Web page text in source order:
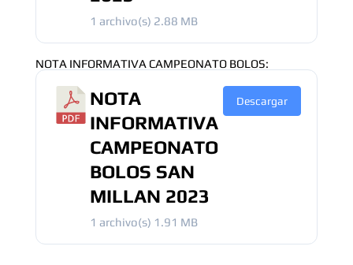
1 archivo(s) 2.88 MB
NOTA INFORMATIVA CAMPEONATO BOLOS:
NOTA
INFORMATIVA
CAMPEONATO
BOLOS SAN
MILLAN 2023
1 archivo(s) 1.91 MB
Descargar